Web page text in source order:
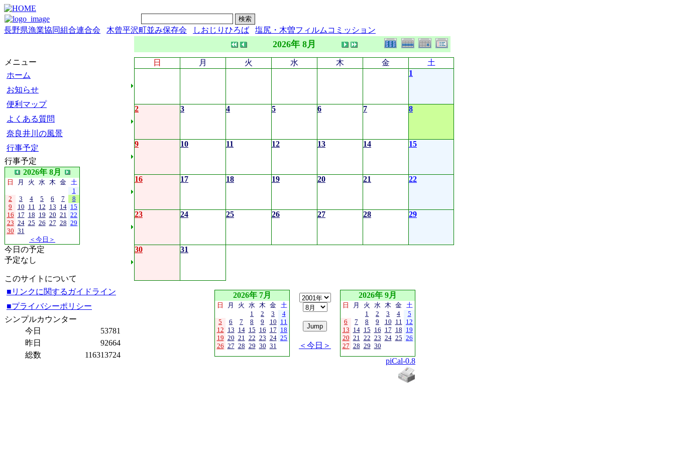
長野県漁業協同組合連合会 木曾平沢町並み保存会 しおじりひろば 塩尻・木曽フィルムコミッション
メニュー
ホーム
お知らせ
便利マップ
よくある質問
奈良井川の風景
行事予定
行事予定
2026年 8月
日 月 火 水 木 金 土
1
2
3 4 5 6 7
8
9
10 11 12 13 14 15
16 17 18 19 20 21 22
23 24 25 26 27 28 29
30 31
＜今日＞
今日の予定
予定なし
このサイトについて
■リンクに関するガイドライン
■プライバシーポリシー
シンプルカウンター
今日
53781
昨日
92664
総数
116313724
2026年 8月
日 月 火 水 木 金
土
1
2 3 4 5 6 7 8
9 10 11 12 13 14 15
16 17 18 19 20 21 22
23 24 25 26 27 28 29
30 31
2026年 7月
日 月 火 水 木 金 土
1
2 3
4
5
6 7 8 9 10 11
12 13 14 15 16 17 18
19 20 21 22 23 24 25
26 27 28 29 30 31 ＜今日＞
2026年 9月
日 月 火 水 木 金 土
1
2 3 4
5
6
7 8 9 10 11 12
13 14 15 16 17 18 19
20 21 22 23 24 25 26
27 28 29 30
piCal-0.8